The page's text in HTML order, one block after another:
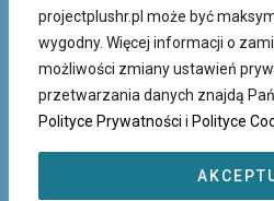
projectplushr.pl może być
wygodny. Więcej informacji o
możliwości zmiany ustawień
przetwarzania danych znajdą
Polityce Prywatności i Polityce
Nasi rekruterzy mówią w języku
oraz angielskim.